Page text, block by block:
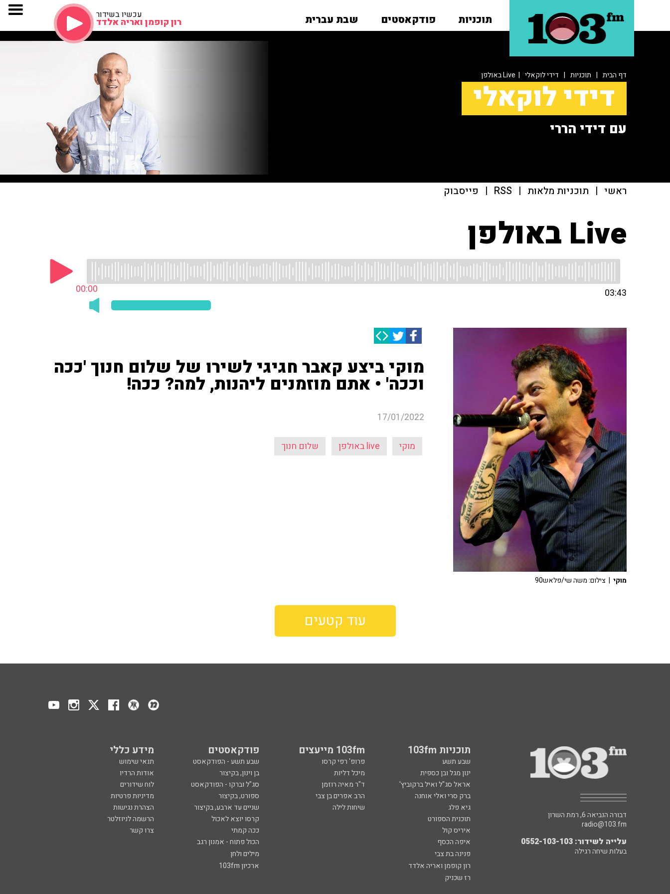
תוכניות פודקאסטים שבת עברית עכשיו בשידור
רון קופמן ואריה אלדד
דף הבית | תוכניות | דידי לוקאלי | Live באולפן
דידי לוקאלי
עם דידי הררי
ראשי | תוכניות מלאות |
RSS
| פייסבוק
Live באולפן
00:00 03:43
מוקי ביצע קאבר חגיגי לשירו של שלום חנוך 'ככה
וככה' • אתם מוזמנים ליהנות, למה? ככה!
17/01/2022
מוקי live באולפן שלום חנוך
מוקי | צילום: משה שי/פלאש90
עוד קטעים
תוכניות 103fm 103fm מייעצים פודקאסטים מידע כללי
שבע תשע פרופ' רפי קרסו שבע תשע - הפודקאסט
תנאי שימוש
ינון מגל ובן כספית
מיכל דליות בן וינון, בקיצור
אודות הרדיו
אראל סג"ל ואיל ברקוביץ'
ד"ר מאיה רוזמן סג"ל וברקו - הפודקאסט
לוח שידורים
ברק סרי ואלי אוחנה
הרב אפרים בן צבי ספורט, בקיצור
מדיניות פרטיות
גיא פלג
שיחות לילה שניים עד ארבע, בקיצור
הצהרת נגישות
תוכנית הספורט
קרסו יוצא לאכול
הרשמה לניוזלטר
איריס קול
ככה קמתי
צרו קשר
איפה הכסף
הכול פתוח - אמנון רגב
פנינה בת צבי
מילים ולחן
רון קופמן ואריה אלדד
ארכיון 103fm
רז שכניק
דבורה הנביאה 6, רמת השרון
radio@103.fm
עלייה לשידור: 0552-103-103
בעלות שיחה רגילה